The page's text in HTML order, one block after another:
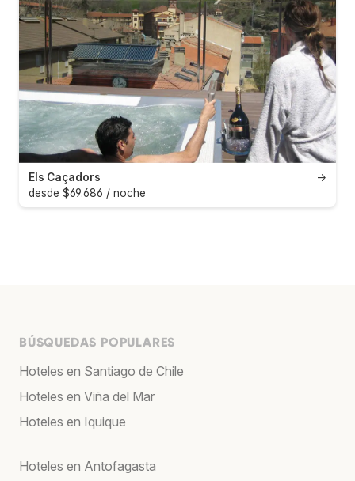
→
Els Caçadors
desde $69.686 / noche
BÚSQUEDAS POPULARES
Hoteles en Santiago de Chile
Hoteles en Viña del Mar
Hoteles en Iquique
Hoteles en Antofagasta